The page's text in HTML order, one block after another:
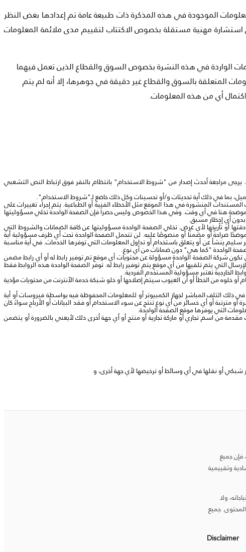
الموجودة في هذه المذكرة ذات طبيعة عامة تم إعدادها بغض النظر
استشارة مهنية مستقلة بخصوص الاكتتاب لتقييم مدى ملائمة المعلومات
الواردة في هذه النشرة بخصوص السوق والقطاع الذين تعمل فيهما
المتعلقة بالسوق والقطاع غير دقيقة في جوهرها، إلا أنه لم يتم
أي من هذه المعلومات.
مراجعة أحدث إصدار من "شروط الاستخدام" بانتظام بالنقر فوق ارتباط النص التشعبي
بما في ذلك أية تحديثات و/أو تحسينات وكل ذلك خاضع لـ"شروط الاستخدام".
المنشورة في هذا الموقع مثل الأخطاء الفنية أو الطباعية. يتم إجراء تغييرات على
الموضحة هنا في أي وقت. وفي هذا الخصوص وليس حصراً فإن الصفحة الواحدة تخلي مسؤوليتها
أي إخطار مسبق.
أو تأريخها لأي غرض. تخلي الصفحة الواحدة مسؤوليتها عن كافة الضمانات والشروط التي
صراحةً أو مضمنًا أو منصوصًا عليه. لن تتحمل الصفحة الواحدة تحت أي ظرف مسؤولية أية
سليم ينشأ عن أو يتعلق باستخدام أو تداول المعلومات التي توفرها الخدمات. في أية مناسبة
الواحدة "كما هي" دون ضمانات من أي نوع.
تكون شركة الصفحة الواحدة مسؤولة عن محتويات أي موقع تم توفير رابط له أو أي رابط مضمن
التي يتم تلقيها من أي موقع يتم توفير رابط له. توفر الصفحة الواحدة هذه الروابط فقط
الخارجية تعتبر مسؤولية المستخدم الفردية.
خلوه من الخطأ أو أن العيوب سيتم إصلاحها أو خلو شبكة خدمة الآنترنت من محتويات مؤذية
ذلك التلف المباشر لجهاز الكمبيوتر أو للمعلومات المحفوظة فيه بواسطة فيروسات أو أية
أو أي خسائر من أي نوع تنتج عن سوء الاستخدام أو فقد البيانات أو الأرباح سواءً كان
التي يوفرها موقع الصفحة الواحدة.
من اسم تجاري أو ماركة تجارية أو منتج أو أي جهة أخرى ذلك لأيعني بالضرورة أو يتضمن
أو نقلها في أي وسائط أو ترخيصها لأي جهة أخرى، و
، فإن جميع
وتقييمية
ولا
جميع
Disclaimer